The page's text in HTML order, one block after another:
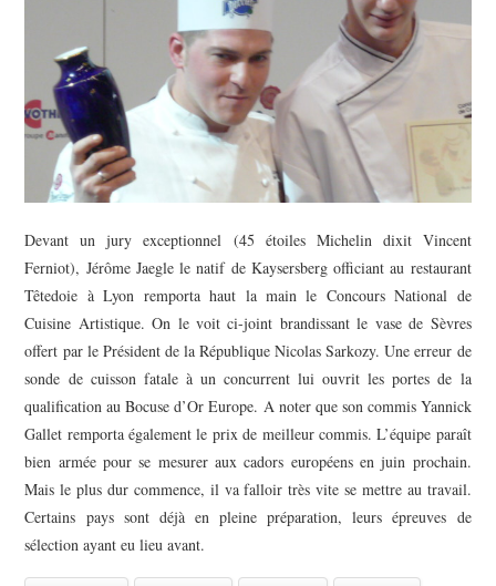
Devant un jury exceptionnel (45 étoiles Michelin dixit Vincent
Ferniot), Jérôme Jaegle le natif de Kaysersberg officiant au restaurant
Têtedoie à Lyon remporta haut la main le Concours National de
Cuisine Artistique. On le voit ci-joint brandissant le vase de Sèvres
offert par le Président de la République Nicolas Sarkozy. Une erreur de
sonde de cuisson fatale à un concurrent lui ouvrit les portes de la
qualification au Bocuse d’Or Europe. A noter que son commis Yannick
Gallet remporta également le prix de meilleur commis. L’équipe paraît
bien armée pour se mesurer aux cadors européens en juin prochain.
Mais le plus dur commence, il va falloir très vite se mettre au travail.
Certains pays sont déjà en pleine préparation, leurs épreuves de
sélection ayant eu lieu avant.